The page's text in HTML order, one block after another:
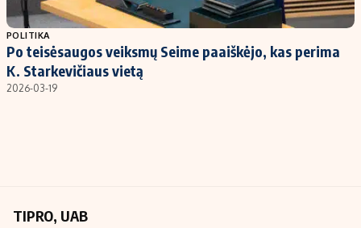
Populiarios temos
Investavimas
Akcijų rinka
Titulinis
Nedarbo išmokos skaičiuoklė
POLITIKA
Po teisėsaugos veiksmų Seime paaiškėjo, kas perima
K. Starkevičiaus vietą
2026-03-19
TIPRO, UAB